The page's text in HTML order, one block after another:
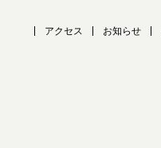
アクセス お知らせ